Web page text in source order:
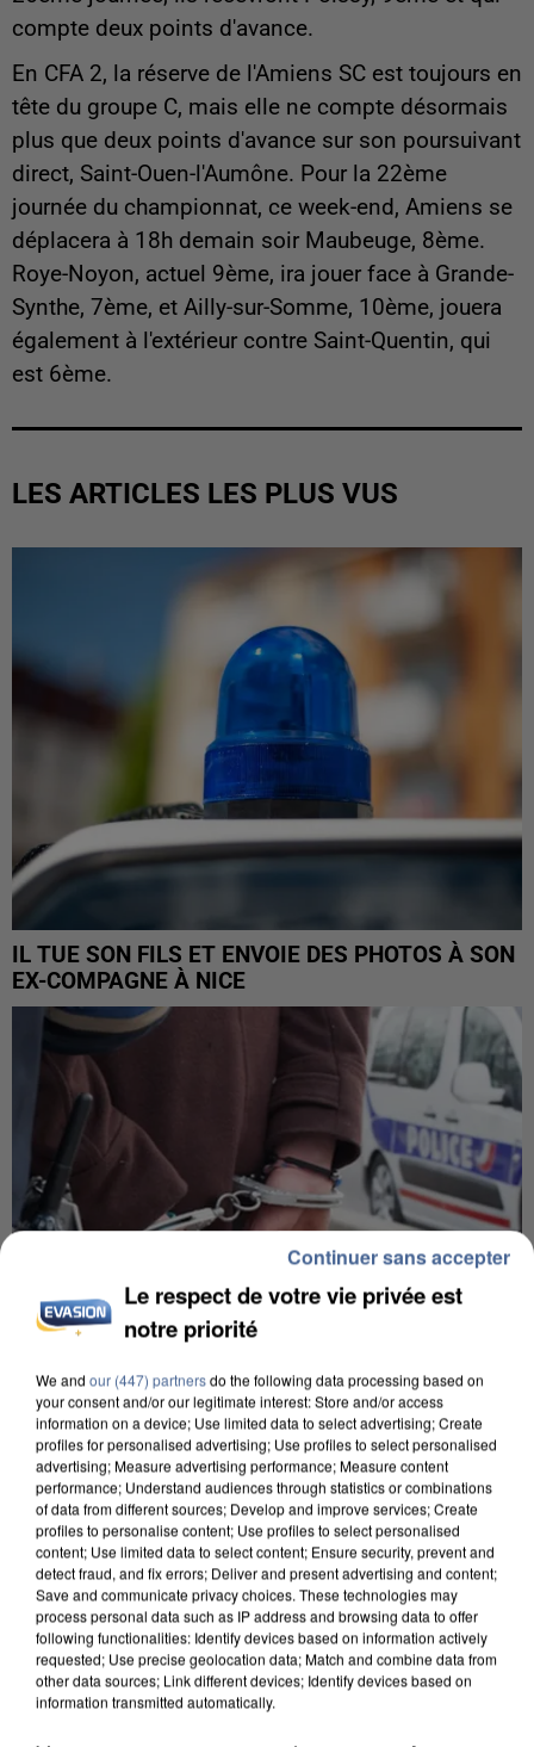
compte deux points d'avance.
En CFA 2, la réserve de l'Amiens SC est toujours en
tête du groupe C, mais elle ne compte désormais
plus que deux points d'avance sur son poursuivant
direct, Saint-Ouen-l'Aumône. Pour la 22ème
journée du championnat, ce week-end, Amiens se
déplacera à 18h demain soir Maubeuge, 8ème.
Roye-Noyon, actuel 9ème, ira jouer face à Grande-
Synthe, 7ème, et Ailly-sur-Somme, 10ème, jouera
également à l'extérieur contre Saint-Quentin, qui
est 6ème.
LES ARTICLES LES PLUS VUS
IL TUE SON FILS ET ENVOIE DES PHOTOS À SON
EX-COMPAGNE À NICE
L’UN DES FONDATEURS SUPPOSÉS DE LA DZ
MAFIA INTERPELLÉ EN ALGÉRIE
Le respect de votre vie privée est
notre priorité
We and our (447) partnersdo the following data processing based on
your consent and/or our legitimate interest: Store and/or access
information on a device; Use limited data to select advertising; Create
profiles for personalised advertising; Use profiles to select personalised
advertising; Measure advertising performance; Measure content
performance; Understand audiences through statistics or combinations
of data from different sources; Develop and improve services; Create
profiles to personalise content; Use profiles to select personalised
content; Use limited data to select content; Ensure security, prevent and
detect fraud, and fix errors; Deliver and present advertising and content;
Save and communicate privacy choices. These technologies may
process personal data such as IP address and browsing data to offer
following functionalities: Identify devices based on information actively
requested; Use precise geolocation data; Match and combine data from
other data sources; Link different devices; Identify devices based on
information transmitted automatically.
Continuer sans accepter